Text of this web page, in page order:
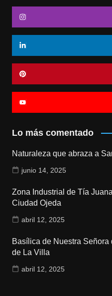
Lo más comentado
Naturaleza que abraza a
junio 14, 2025
Zona Industrial de Tía
Ciudad Ojeda
abril 12, 2025
Basílica de Nuestra
de La Villa
abril 12, 2025